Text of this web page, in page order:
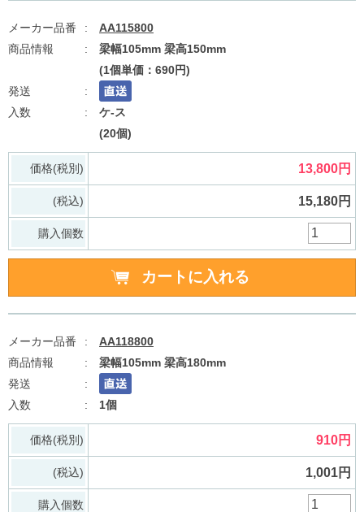
AA115800
梁幅105mm 梁高150mm
(1個単価：690円)
ケ-ス
(20個)
価格(税別) 13,800円
(税込) 15,180円
購入個数
AA118800
梁幅105mm 梁高180mm
1個
価格(税別) 910円
(税込) 1,001円
購入個数